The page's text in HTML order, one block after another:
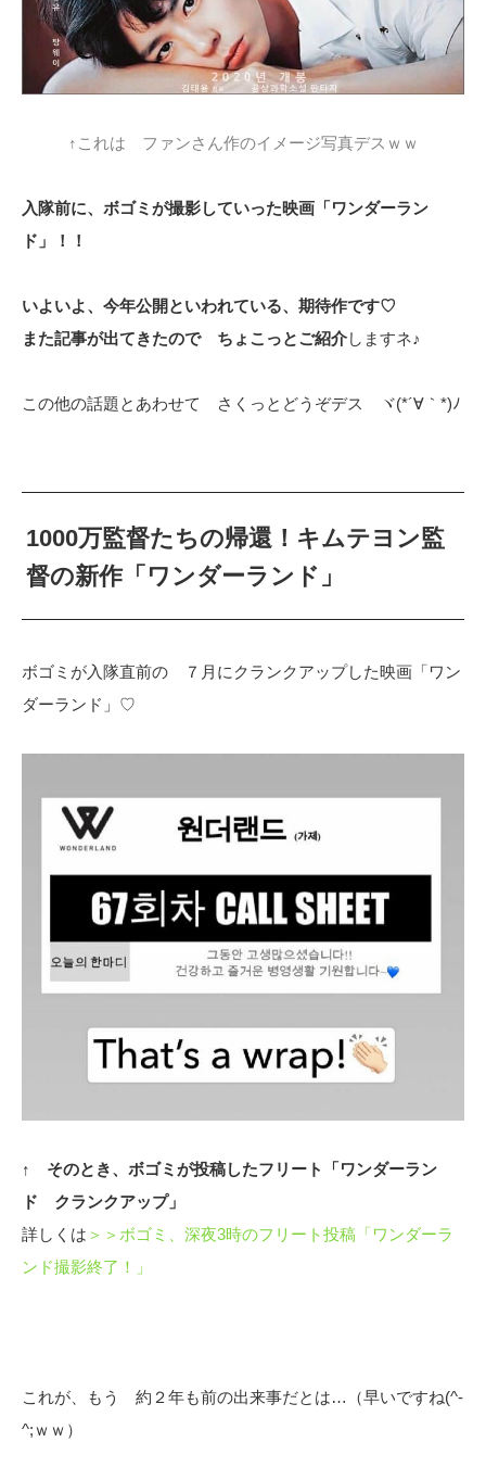
↑これは ファンさん作のイメージ写真デスｗｗ
入隊前に、ボゴミが撮影していった映画「ワンダーラン
ド」！！
いよいよ、今年公開といわれている、期待作です♡
また記事が出てきたので ちょこっとご紹介しますネ♪
この他の話題とあわせて さくっとどうぞデス ヾ(*´∀｀*)ﾉ
1000万監督たちの帰還！キムテヨン監
督の新作「ワンダーランド」
ボゴミが入隊直前の ７月にクランクアップした映画「ワン
ダーランド」♡
↑ そのとき、ボゴミが投稿したフリート「ワンダーラン
ド クランクアップ」
詳しくは ＞＞ボゴミ、深夜3時のフリート投稿「ワンダーラ
ンド撮影終了！」
これが、もう 約２年も前の出来事だとは…（早いですね(^-
^;ｗｗ）